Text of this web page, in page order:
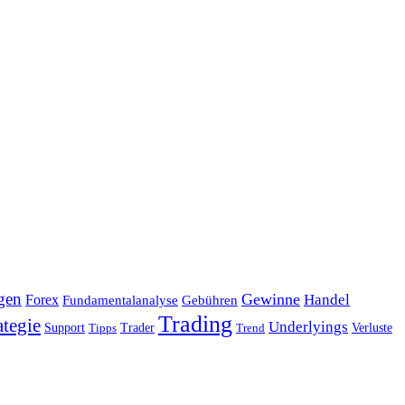
Forex Fundamentalanalyse Gebühren Gewinne Handel
Support Tipps Trader Trading Trend Underlyings Verluste